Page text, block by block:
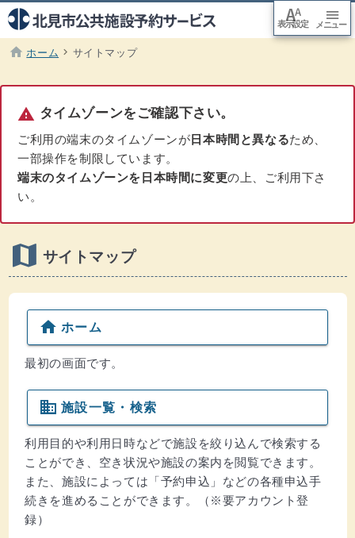
font_adjuster
表示設定
menu
メニュー
home ホーム chevron_right サイトマップ
warning タイムゾーンをご確認下さい。
ご利用の端末のタイムゾーンが 日本時間と異なるため、
一部操作を制限しています。
端末のタイムゾーンを日本時間に変更の上、ご利用下さ
い。
map サイトマップ
home ホーム
最初の画面です。
domain 施設一覧・検索
利用目的や利用日時などで施設を絞り込んで検索する
ことができ、空き状況や施設の案内を閲覧できます。
また、施設によっては「予約申込」などの各種申込手
続きを進めることができます。（※要アカウント登
録）